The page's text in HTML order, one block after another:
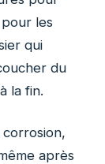
les
qui
du
la fin.
corrosion,
après